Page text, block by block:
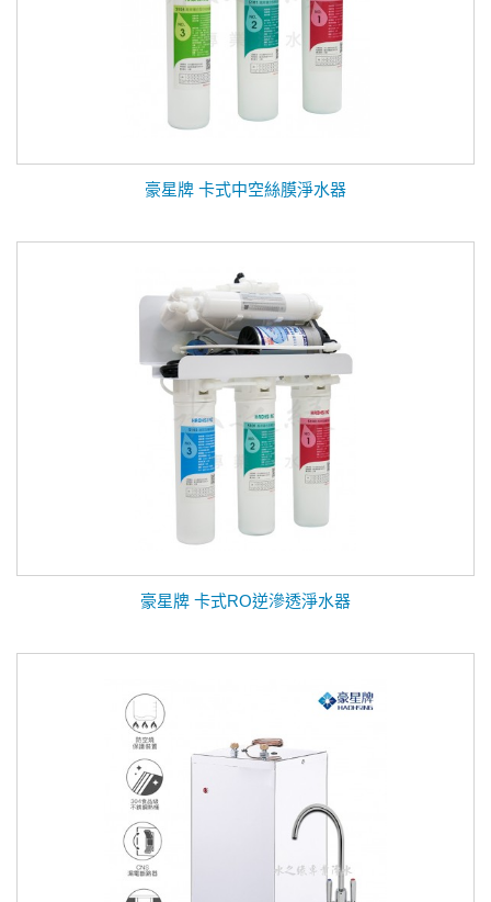
豪星牌 卡式中空絲膜淨水器
豪星牌 卡式RO逆滲透淨水器